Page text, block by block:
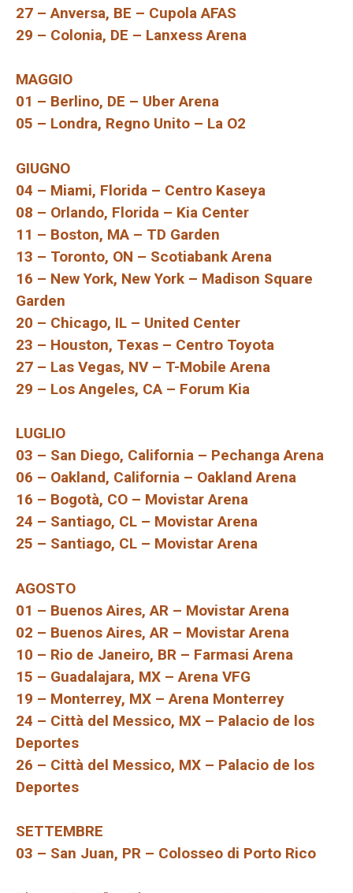
27 – Anversa, BE – Cupola AFAS
29 – Colonia, DE – Lanxess Arena
MAGGIO
01 – Berlino, DE – Uber Arena
05 – Londra, Regno Unito – La O2
GIUGNO
04 – Miami, Florida – Centro Kaseya
08 – Orlando, Florida – Kia Center
11 – Boston, MA – TD Garden
13 – Toronto, ON – Scotiabank Arena
16 – New York, New York – Madison Square
Garden
20 – Chicago, IL – United Center
23 – Houston, Texas – Centro Toyota
27 – Las Vegas, NV – T-Mobile Arena
29 – Los Angeles, CA – Forum Kia
LUGLIO
03 – San Diego, California – Pechanga Arena
06 – Oakland, California – Oakland Arena
16 – Bogotà, CO – Movistar Arena
24 – Santiago, CL – Movistar Arena
25 – Santiago, CL – Movistar Arena
AGOSTO
01 – Buenos Aires, AR – Movistar Arena
02 – Buenos Aires, AR – Movistar Arena
10 – Rio de Janeiro, BR – Farmasi Arena
15 – Guadalajara, MX – Arena VFG
19 – Monterrey, MX – Arena Monterrey
24 – Città del Messico, MX – Palacio de los
Deportes
26 – Città del Messico, MX – Palacio de los
Deportes
SETTEMBRE
03 – San Juan, PR – Colosseo di Porto Rico